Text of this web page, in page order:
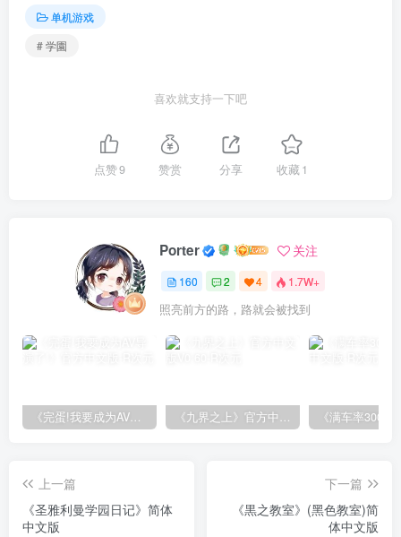
单机游戏
# 学園
喜欢就支持一下吧
点赞9 赞赏 分享 收藏1
Porter 关注
160 2 4 1.7W+
照亮前方的路，路就会被找到
《完蛋!我要成为AV导演了!》官方中文版 《九界之上》官方中文版V0.60
上一篇
《圣雅利曼学园日记》简体
中文版
下一篇
《黒之教室》(黑色教室)简
体中文版